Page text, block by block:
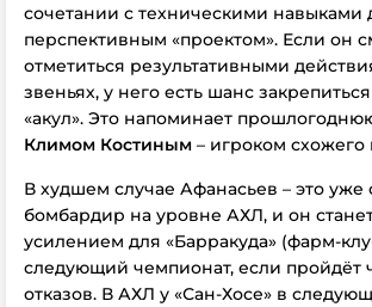
сочетании с техническими навыками
перспективным «проектом». Если он
отметиться результативными
звеньях, у него есть шанс
«акул». Это напоминает
Климом Костиным – игроком схожего
В худшем случае Афанасьев – это
бомбардир на уровне АХЛ, и он
усилением для «Барракуда» (фарм-
следующий чемпионат, если пройдёт
отказов. В АХЛ у «Сан-Хосе» в